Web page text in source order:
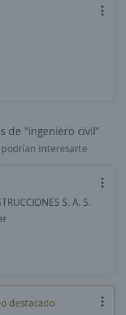
de "ingeniero civil"
interesarte
S. A. S.
destacado